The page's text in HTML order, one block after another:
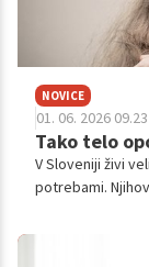
NOVICE
01. 06. 2026 09.23
Tako telo
V Sloveniji živi
potrebami.
neprespane
pogosto